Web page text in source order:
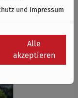
und Impressum
Alle
akzeptieren